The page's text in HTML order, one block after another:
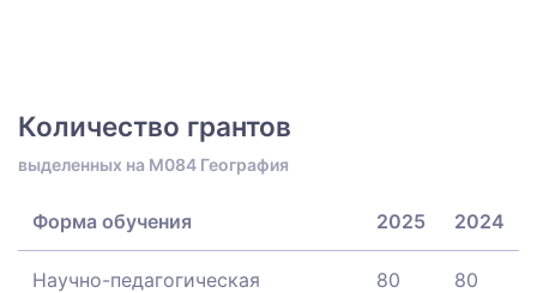
Количество грантов
выделенных на M084 География
Форма обучения 2025 2024
Научно-педагогическая
80 80